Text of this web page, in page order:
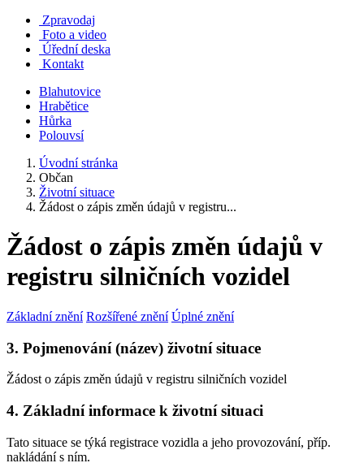
Zpravodaj
Foto a video
Úřední deska
Kontakt
Blahutovice
Hrabětice
Hůrka
Polouvsí
Úvodní stránka
Občan
Životní situace
Žádost o zápis změn údajů v registru...
Žádost o zápis změn údajů v
registru silničních vozidel
Základní znění Rozšířené znění Úplné znění
3. Pojmenování (název) životní situace
Žádost o zápis změn údajů v registru silničních vozidel
4. Základní informace k životní situaci
Tato situace se týká registrace vozidla a jeho provozování, příp.
nakládání s ním.